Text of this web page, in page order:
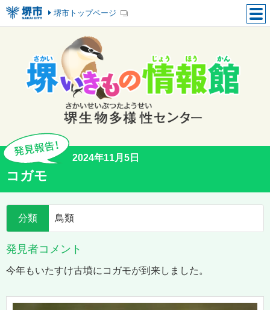
堺市トップページ
2024年11月5日
コガモ
分類 鳥類
発見者コメント
今年もいたすけ古墳にコガモが到来しました。